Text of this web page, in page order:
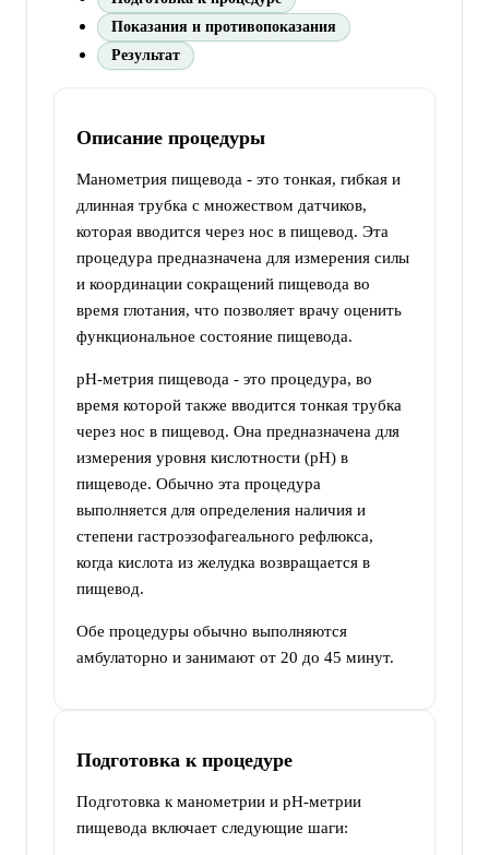
Показания и противопоказания
Результат
Описание процедуры
Манометрия пищевода - это тонкая, гибкая и
длинная трубка с множеством датчиков,
которая вводится через нос в пищевод. Эта
процедура предназначена для измерения силы
и координации сокращений пищевода во
время глотания, что позволяет врачу оценить
функциональное состояние пищевода.
pH-метрия пищевода - это процедура, во
время которой также вводится тонкая трубка
через нос в пищевод. Она предназначена для
измерения уровня кислотности (pH) в
пищеводе. Обычно эта процедура
выполняется для определения наличия и
степени гастроэзофагеального рефлюкса,
когда кислота из желудка возвращается в
пищевод.
Обе процедуры обычно выполняются
амбулаторно и занимают от 20 до 45 минут.
Подготовка к процедуре
Подготовка к манометрии и pH-метрии
пищевода включает следующие шаги: